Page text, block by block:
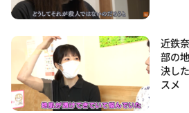
近鉄
部の
決し
スメ